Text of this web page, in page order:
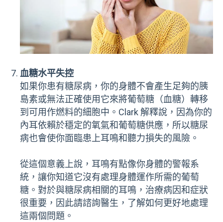
血糖水平失控
如果你患有糖尿病，你的身體不會產生足夠的胰
島素或無法正確使用它來將葡萄糖（血糖）轉移
到可用作燃料的細胞中。Clark 解釋說，因為你的
內耳依賴於穩定的氧氣和葡萄糖供應，所以糖尿
病也會使你面臨患上耳鳴和聽力損失的風險。
從這個意義上說，耳鳴有點像你身體的警報系
統，讓你知道它沒有處理身體運作所需的葡萄
糖。對於與糖尿病相關的耳鳴，治療病因和症狀
很重要，因此請諮詢醫生，了解如何更好地處理
這兩個問題。